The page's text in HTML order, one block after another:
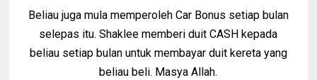
Beliau juga mula memperoleh Car Bonus setiap bulan
selepas itu. Shaklee memberi duit CASH kepada
beliau setiap bulan untuk membayar duit kereta yang
beliau beli. Masya Allah.